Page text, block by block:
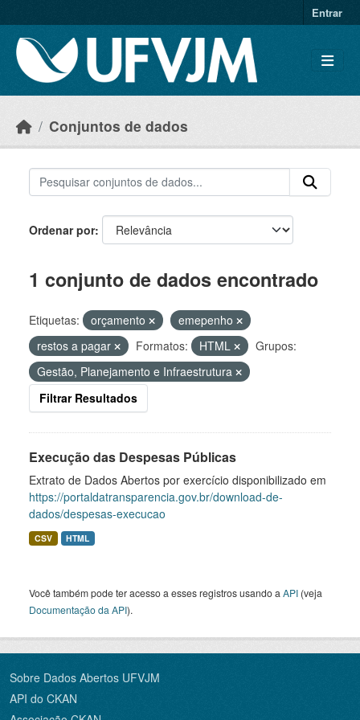
Entrar
Conjuntos de dados
Ordenar por
1 conjunto de dados encontrado
Etiquetas: orçamento
emepenho
restos a pagar
Formatos: HTML
Grupos:
Gestão, Planejamento e Infraestrutura
Filtrar Resultados
Execução das Despesas Públicas
Extrato de Dados Abertos por exercício disponibilizado em
https://portaldatransparencia.gov.br/download-de-
dados/despesas-execucao
CSV HTML
Você também pode ter acesso a esses registros usando a API (veja
Documentação da API).
Sobre Dados Abertos UFVJM
API do CKAN